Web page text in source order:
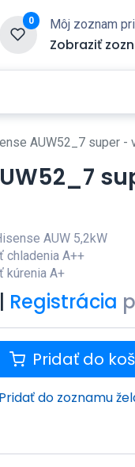
0 Môj zoznam
Zobraziť
AUW52_7 super -
AUW 5,2kW
chladenia A++
kúrenia A+
| Registrácia
Pridať do
Pridať do zoznamu